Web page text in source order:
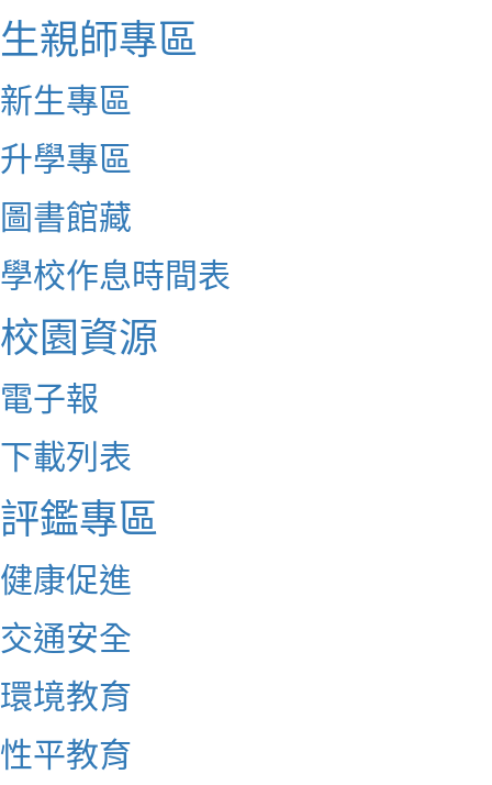
生親師專區
新生專區
升學專區
圖書館藏
學校作息時間表
校園資源
電子報
下載列表
評鑑專區
健康促進
交通安全
環境教育
性平教育